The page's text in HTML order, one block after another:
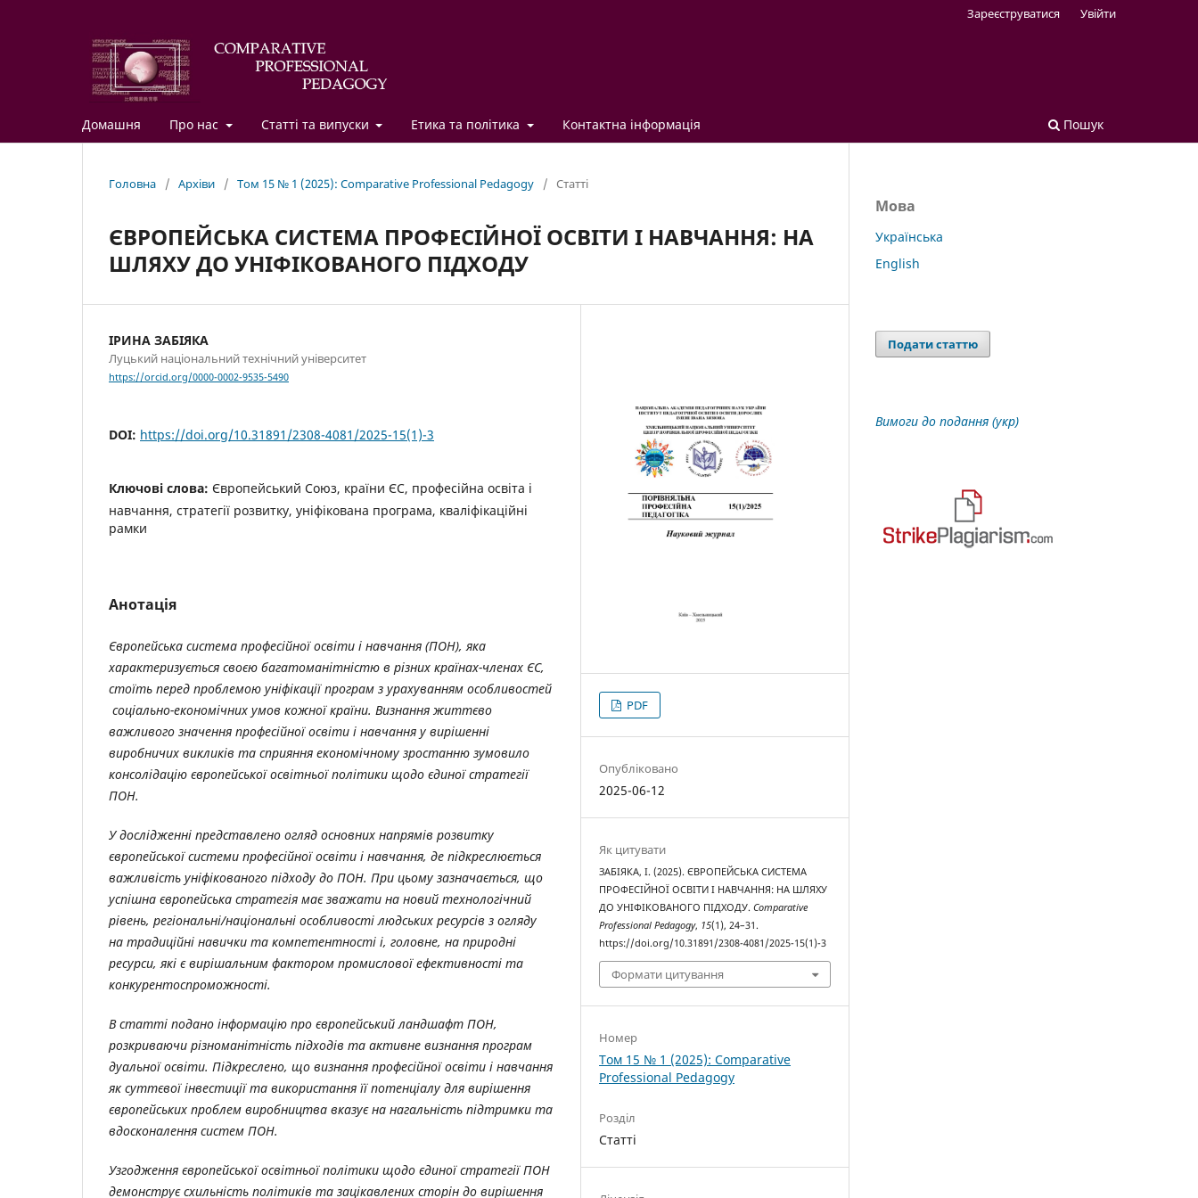
Домашня Про нас Статті та випуски Етика та політика Контактна інформація Пошук
Зареєструватися Увійти
Головна / Архіви / Том 15 № 1 (2025): Comparative Professional Pedagogy / Статті
ЄВРОПЕЙСЬКА СИСТЕМА ПРОФЕСІЙНОЇ ОСВІТИ І НАВЧАННЯ: НА
ШЛЯХУ ДО УНІФІКОВАНОГО ПІДХОДУ
ІРИНА ЗАБІЯКА
Луцький національний технічний університет
https://orcid.org/0000-0002-9535-5490
DOI: https://doi.org/10.31891/2308-4081/2025-15(1)-3
Ключові слова: Європейський Союз, країни ЄС, професійна освіта і
навчання, стратегії розвитку, уніфікована програма, кваліфікаційні
рамки
Анотація
Європейська система професійної освіти і навчання (ПОН), яка
характеризується своєю багатоманітністю в різних країнах-членах ЄС,
стоїть перед проблемою уніфікації програм з урахуванням особливостей
соціально-економічних умов кожної країни. Визнання життєво
важливого значення професійної освіти і навчання у вирішенні
виробничих викликів та сприяння економічному зростанню зумовило
консолідацію європейської освітньої політики щодо єдиної стратегії
ПОН.
У дослідженні представлено огляд основних напрямів розвитку
європейської системи професійної освіти і навчання, де підкреслюється
важливість уніфікованого підходу до ПОН. При цьому зазначається, що
успішна європейська стратегія має зважати на новий технологічний
рівень, регіональні/національні особливості людських ресурсів з огляду
на традиційні навички та компетентності і, головне, на природні
ресурси, які є вирішальним фактором промислової ефективності та
конкурентоспроможності.
В статті подано інформацію про європейський ландшафт ПОН,
розкриваючи різноманітність підходів та активне визнання програм
дуальної освіти. Підкреслено, що визнання професійної освіти і навчання
як суттєвої інвестиції та використання її потенціалу для вирішення
європейських проблем виробництва вказує на нагальність підтримки та
вдосконалення систем ПОН.
Узгодження європейської освітньої політики щодо єдиної стратегії ПОН
демонструє схильність політиків та зацікавлених сторін до вирішення
PDF
Опубліковано
2025-06-12
Як цитувати
ЗАБІЯКА, І. (2025). ЄВРОПЕЙСЬКА СИСТЕМА
ПРОФЕСІЙНОЇ ОСВІТИ І НАВЧАННЯ: НА ШЛЯХУ
ДО УНІФІКОВАНОГО ПІДХОДУ.Comparative
Professional Pedagogy, 15(1), 24–31.
https://doi.org/10.31891/2308-4081/2025-15(1)-3
Формати цитування
Номер
Том 15 № 1 (2025): Comparative
Professional Pedagogy
Розділ
Статті
Мова
Українська
English
Подати статтю
Вимоги до подання (укр)